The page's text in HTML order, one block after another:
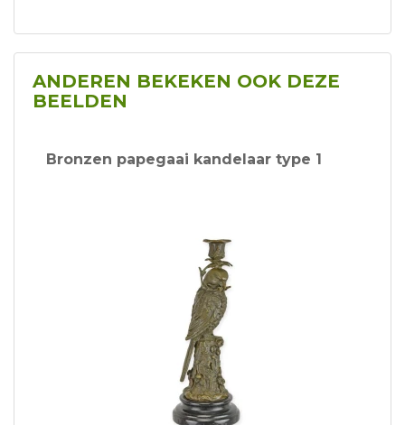
ANDEREN BEKEKEN OOK DEZE
BEELDEN
Bronzen papegaai kandelaar type 1